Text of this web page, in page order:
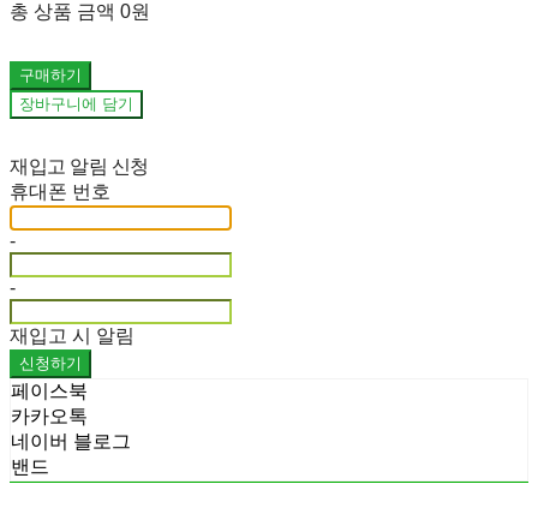
총 상품 금액 0원
구매하기
장바구니에 담기
재입고 알림 신청
휴대폰 번호
-
-
재입고 시 알림
신청하기
페이스북
카카오톡
네이버 블로그
밴드